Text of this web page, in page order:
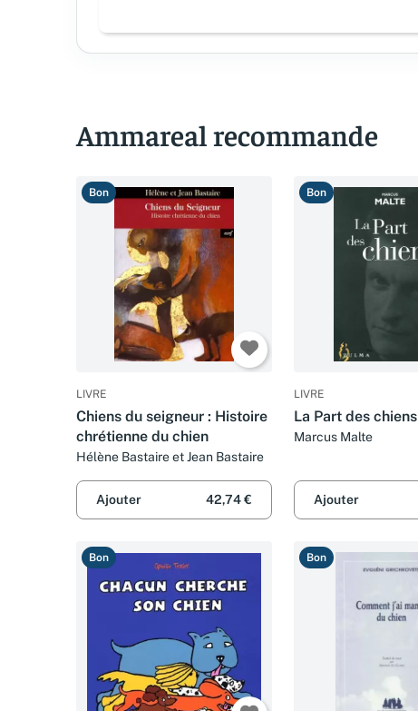
Ammareal recommande
Bon
LIVRE
Chiens du seigneur : Histoire
chrétienne du chien
Hélène Bastaire et Jean Bastaire
Ajouter 42,74 €
Bon
LIVRE
La Part des chiens
Marcus Malte
Ajouter
Bon Bon